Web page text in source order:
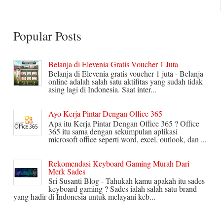
Popular Posts
Belanja di Elevenia Gratis Voucher 1 Juta
Belanja di Elevenia gratis voucher 1 juta - Belanja
online adalah salah satu aktifitas yang sudah tidak
asing lagi di Indonesia. Saat inter...
Ayo Kerja Pintar Dengan Office 365
Apa itu Kerja Pintar Dengan Office 365 ? Office
365 itu sama dengan sekumpulan aplikasi
microsoft office seperti word, excel, outlook, dan ...
Rekomendasi Keyboard Gaming Murah Dari
Merk Sades
Sri Susanti Blog - Tahukah kamu apakah itu sades
keyboard gaming ? Sades ialah salah satu brand
yang hadir di Indonesia untuk melayani keb...